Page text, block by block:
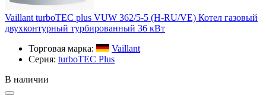
Vaillant turboTEC plus VUW 362/5-5 (H-RU/VE) Котел газовый
двухконтурный турбированный 36 кВт
Торговая марка:
Vaillant
Серия: turboTEC Plus
В наличии